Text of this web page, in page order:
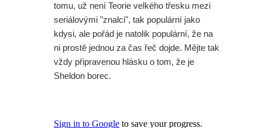
tomu, už není Teorie velkého třesku mezi
seriálovými "znalci", tak populární jako
kdysi, ale pořád je natolik populární, že na
ni prostě jednou za čas řeč dojde. Mějte tak
vždy připravenou hlásku o tom, že je
Sheldon borec.